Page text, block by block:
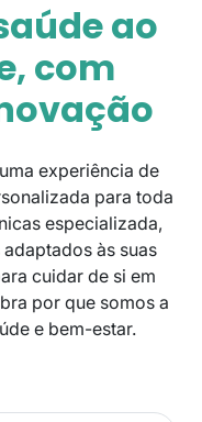
ao
com
experiência de
para toda
especializada,
às suas
cuidar de si em
por que somos a
e bem-estar.